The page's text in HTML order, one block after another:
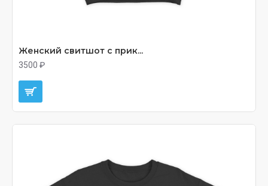
Женский свитшот с прик...
3500 ₽